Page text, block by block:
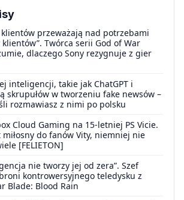
przeważają nad potrzebami
Twórca serii God of War
dlaczego Sony rezygnuje z gier
inteligencji, takie jak ChatGPT i
skrupułów w tworzeniu fake newsów –
rozmawiasz z nimi po polsku
Cloud Gaming na 15-letniej PS Vicie.
do fanów Vity, niemniej nie
[FELIETON]
nie tworzy jej od zera”. Szef
kontrowersyjnego teledysku z
Blade: Blood Rain